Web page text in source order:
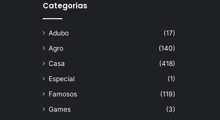
Categorias
Adubo
(17)
Agro
(140)
Casa
(418)
Especial
(1)
Famosos
(119)
Games
(3)